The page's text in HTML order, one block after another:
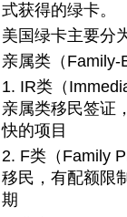
式获得的绿卡。
美国绿卡主要分
亲属类（Family-
1. IR类（
亲属类移民签证
快的项目
2. F类（Family
移民，有配额限
期